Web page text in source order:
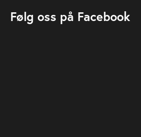
Følg oss på Facebook